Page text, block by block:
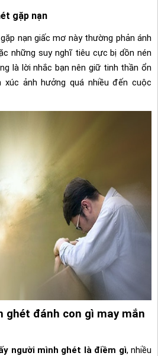
gặp nạn
nạn giấc mơ này thường phản ánh
những suy nghĩ tiêu cực bị dồn nén
là lời nhắc bạn nên giữ tinh thần ổn
ảnh hưởng quá nhiều đến cuộc
ghét đánh con gì may mắn
người mình ghét là điềm gì, nhiều